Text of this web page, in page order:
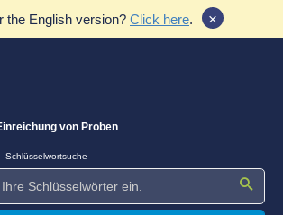
the English version? Click here. ×
von Proben
Schlüsselwortsuche